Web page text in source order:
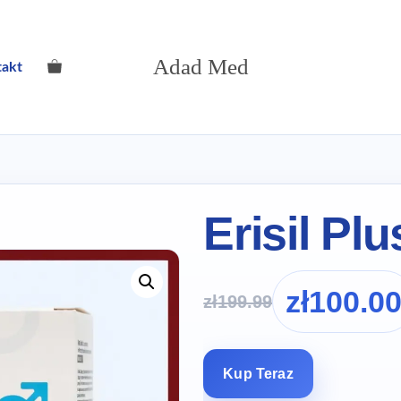
Adad Med
Erisil
zł199.99 zł100.00
Kup Teraz